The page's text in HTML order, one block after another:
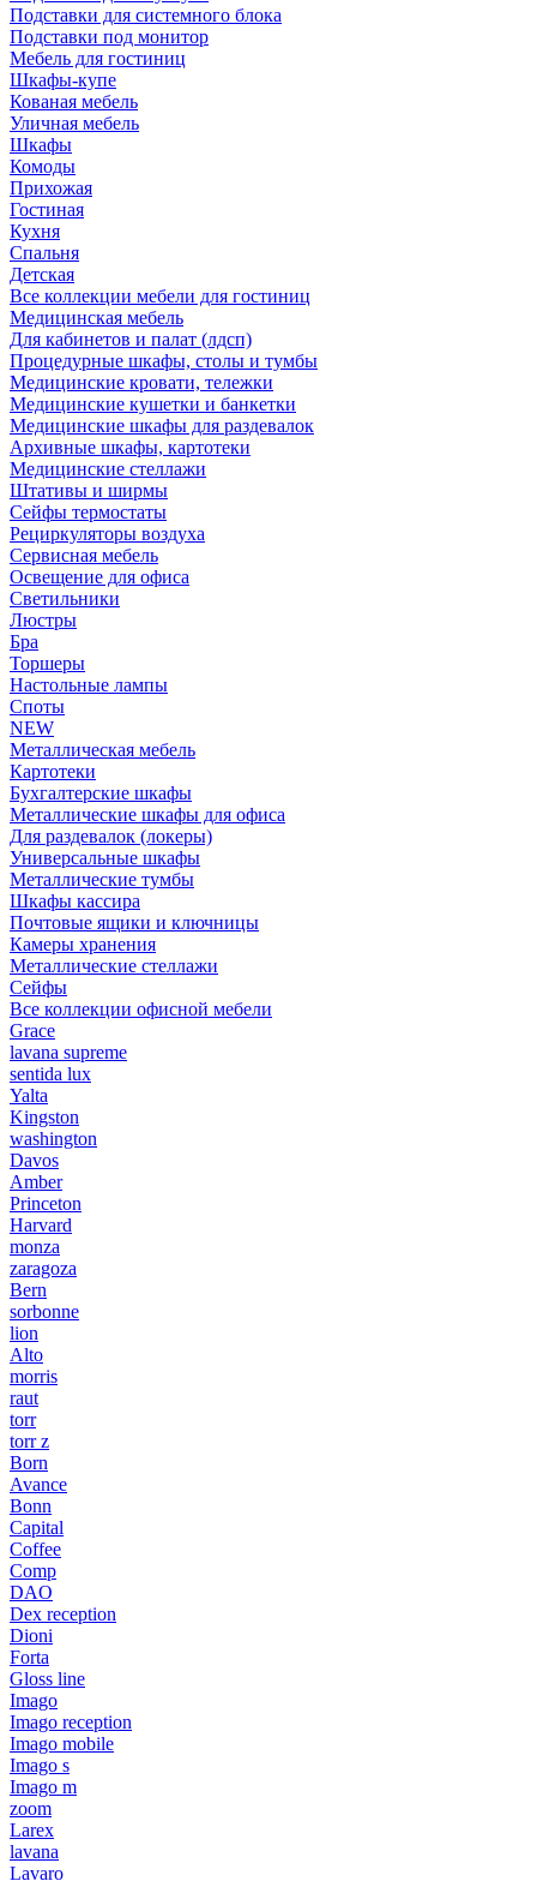
Подставки для системного блока
Подставки под монитор
Мебель для гостиниц
Шкафы-купе
Кованая мебель
Уличная мебель
Шкафы
Комоды
Прихожая
Гостиная
Кухня
Спальня
Детская
Все коллекции мебели для гостиниц
Медицинская мебель
Для кабинетов и палат (лдсп)
Процедурные шкафы, столы и тумбы
Медицинские кровати, тележки
Медицинские кушетки и банкетки
Медицинские шкафы для раздевалок
Архивные шкафы, картотеки
Медицинские стеллажи
Штативы и ширмы
Сейфы термостаты
Рециркуляторы воздуха
Сервисная мебель
Освещение для офиса
Светильники
Люстры
Бра
Торшеры
Настольные лампы
Споты
NEW
Металлическая мебель
Картотеки
Бухгалтерские шкафы
Металлические шкафы для офиса
Для раздевалок (локеры)
Универсальные шкафы
Металлические тумбы
Шкафы кассира
Почтовые ящики и ключницы
Камеры хранения
Металлические стеллажи
Сейфы
Все коллекции офисной мебели
Grace
lavana supreme
sentida lux
Yalta
Kingston
washington
Davos
Amber
Princeton
Harvard
monza
zaragoza
Bern
sorbonne
lion
Alto
morris
raut
torr
torr z
Born
Avance
Bonn
Capital
Coffee
Comp
DAO
Dex reception
Dioni
Forta
Gloss line
Imago
Imago reception
Imago mobile
Imago s
Imago m
zoom
Larex
lavana
Lavaro